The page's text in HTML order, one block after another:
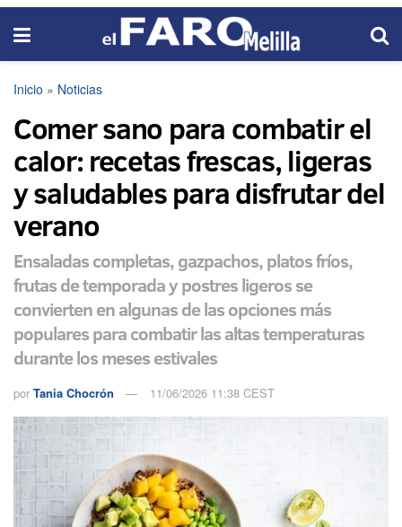
Inicio » Noticias
Comer sano para combatir el
calor: recetas frescas, ligeras
y saludables para disfrutar del
verano
Ensaladas completas, gazpachos, platos fríos,
frutas de temporada y postres ligeros se
convierten en algunas de las opciones más
populares para combatir las altas temperaturas
durante los meses estivales
por Tania Chocrón 11/06/2026 11:38 CEST